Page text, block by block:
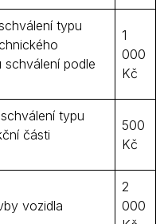
typu
podle
1
000
Kč
typu
části
500
Kč
vozidla
2
000